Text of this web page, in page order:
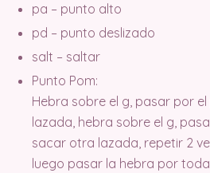
pa – punto alto
pd – punto deslizado
salt – saltar
Punto Pom:
Hebra sobre el g, pasar por
lazada, hebra sobre el g,
sacar otra lazada, repetir 2
luego pasar la hebra por